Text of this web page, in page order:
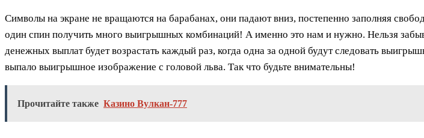
Символы на экране не вращаются на барабанах, они падают вниз, постепенно заполняя
один спин получить много выигрышных комбинаций! А именно это нам и нужно. Нельзя
денежных выплат будет возрастать каждый раз, когда одна за одной будут следовать
выпало выигрышное изображение с головой льва. Так что будьте внимательны!
Прочитайте также Казино Вулкан-777